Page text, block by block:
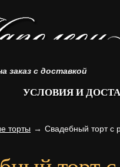
заказ с доставкой
УСЛОВИЯ И
торты → Свадебный торт